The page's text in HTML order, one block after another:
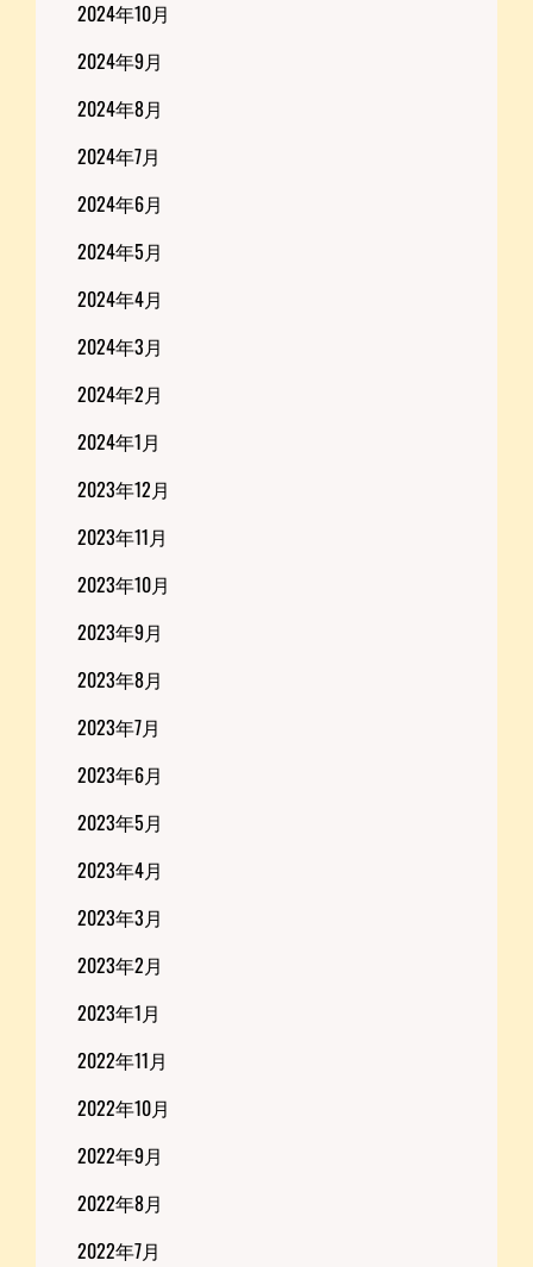
2024年10月
2024年9月
2024年8月
2024年7月
2024年6月
2024年5月
2024年4月
2024年3月
2024年2月
2024年1月
2023年12月
2023年11月
2023年10月
2023年9月
2023年8月
2023年7月
2023年6月
2023年5月
2023年4月
2023年3月
2023年2月
2023年1月
2022年11月
2022年10月
2022年9月
2022年8月
2022年7月